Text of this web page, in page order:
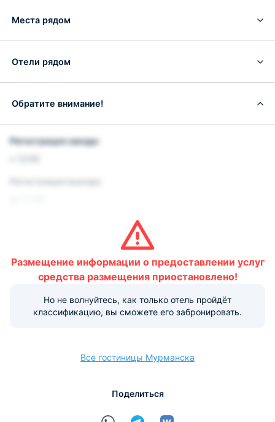
Места рядом
Отели рядом
Обратите внимание!
Регистрация заезда:
Условия и правила проживания:
Размещение домашних животных не допускается.
Варианты оплаты, доступные на ресепшене:
Безналичный Visa Euro/Mastercard МИР
Размещение информации о предоставлении услуг
средства размещения приостановлено!
Но не волнуйтесь, как только отель пройдёт
классификацию, вы сможете его забронировать.
Все гостиницы Мурманска
Поделиться